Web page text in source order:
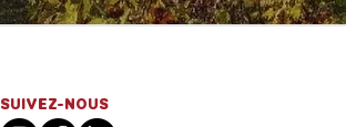
SUIVEZ-NOUS